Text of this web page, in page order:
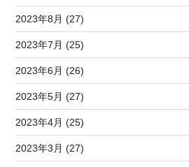
2023年8月 (27)
2023年7月 (25)
2023年6月 (26)
2023年5月 (27)
2023年4月 (25)
2023年3月 (27)